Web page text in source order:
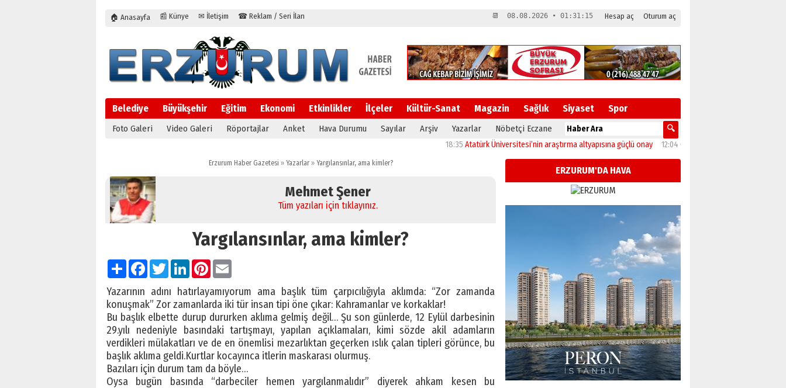
🏠 Anasayfa 📰 Künye ✉ İletişim ☎ Reklam / Seri İlan Hesap aç Oturum aç
📆 08.08.2026 • 01:31:16
Belediye Büyükşehir Eğitim Ekonomi Etkinlikler İlçeler Kültür-Sanat Magazin Sağlık Siyaset Spor
Foto Galeri Video Galeri Röportajlar Anket Hava Durumu Sayılar Arşiv Yazarlar Nöbetçi Eczane
Atatürk Üniversitesi’nin araştırma altyapısına güçlü onay 12:04Oltu’da festival coşkusu konserle zirveye
Erzurum Haber Gazetesi » Yazarlar »Yargılansınlar, ama kimler?
Mehmet Şener
Tüm yazıları için tıklayınız.
Yargılansınlar, ama kimler?
PaylaşFacebook
TwitterLinkedInPinterest
Yazarının adını hatırlayamıyorum ama başlık tüm çarpıcılığıyla aklımda: “Zor zamanda
konuşmak” Zor zamanlarda iki tür insan tipi öne çıkar: Kahramanlar ve korkaklar!
Bu başlık elbette durup dururken aklıma gelmiş değil… Şu son günlerde, 12 Eylül darbesinin
29.yılı nedeniyle basındaki tartışmayı, yapılan açıklamaları, kimi sözde akil adamların
verdikleri mülakatları ve de en önemlisi mezarlıktan geçerken ıslık çalan tipleri görünce, bu
başlık aklıma geldi.Kurtlar kocayınca itlerin maskarası olurmuş.
Bazıları için durum tam da böyle…
Oysa bugün basında “darbeciler hemen yargılanmalıdır” diyerek ahkam kesen bu
ERZURUM'DA HAVA
Esat BİNDESEN
Başkan Sekmen’den Erzurum’a